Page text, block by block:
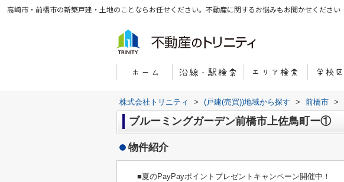
高崎市・前橋市の新築戸建・土地のことならお任せください。不動産に関するお悩みもお聞かせください
株式会社トリニティ > (戸建(売買))地域から探す > 前橋市 >
ブルーミングガーデン前橋市上佐鳥町ー①
物件紹介
■夏のPayPayポイントプレゼントキャンペーン開催中！